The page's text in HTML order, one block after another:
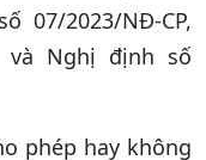
07/2023/NĐ-CP,
và Nghị định số
phép hay không